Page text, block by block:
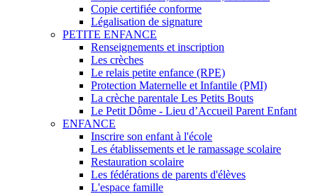
Copie certifiée conforme
Légalisation de signature
PETITE ENFANCE
Renseignements et inscription
Les crèches
Le relais petite enfance (RPE)
Protection Maternelle et Infantile (PMI)
La crèche parentale Les Petits Bouts
Le Petit Dôme - Lieu d’Accueil Parent Enfant
ENFANCE
Inscrire son enfant à l'école
Les établissements et le ramassage scolaire
Restauration scolaire
Les fédérations de parents d'élèves
L'espace famille